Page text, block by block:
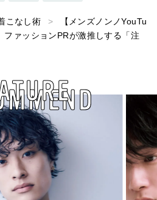
こなし術
【メンズノンノYouTu
ァッションPRが激推しする「注